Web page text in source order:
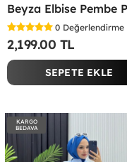
0 Değerlendirme
2,199.00 TL
SEPETE EKLE
KARGO
BEDAVA